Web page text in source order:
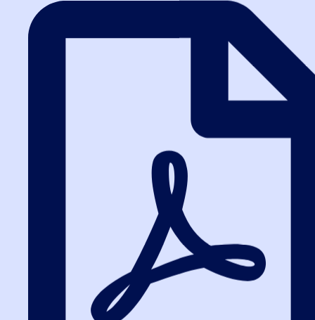
Иллюстрация 2: Сервис оценки юридических лиц ФНС: что это, как
Спектр применения сервиса гораздо шире, чем может
показаться на первый взгляд. Это полноценный рыночный
Для проверки и выбора
Самый очевидный сценарий. Вы собираетесь заключить
крупный договор поставки или подряда. Вместо того чтобы
самостоятельно шерстить картотеки арбитражных дел и
реестры, вы договариваетесь с потенциальным партнером и
запрашиваете у него актуальную выписку из сервиса. Так вы
получаете «срез» его финансового здоровья и репутации,
сделанный не независимым оценщиком, а самим государством в